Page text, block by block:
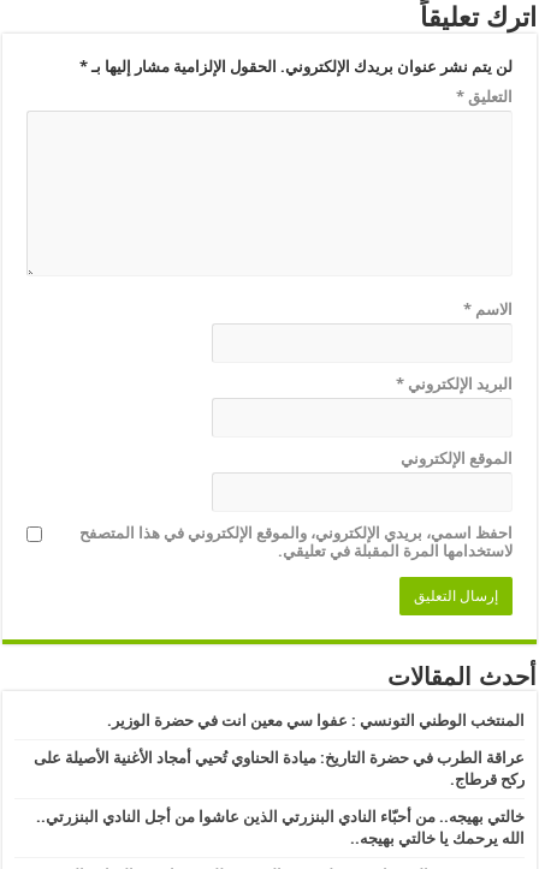
اترك تعليقاً
لن يتم نشر عنوان بريدك الإلكتروني. الحقول الإلزامية مشار إليها بـ*
التعليق*
الاسم*
البريد الإلكتروني*
الموقع الإلكتروني
احفظ اسمي، بريدي الإلكتروني، والموقع الإلكتروني في هذا المتصفح
لاستخدامها المرة المقبلة في تعليقي.
أحدث المقالات
المنتخب الوطني التونسي : عفوا سي معين انت في حضرة الوزير.
عراقة الطرب في حضرة التاريخ: ميادة الحناوي تُحيي أمجاد الأغنية الأصيلة على
ركح قرطاج.
خالتي بهيجه.. من أحبّاء النادي البنزرتي الذين عاشوا من أجل النادي البنزرتي..
الله يرحمك يا خالتي بهيجه..